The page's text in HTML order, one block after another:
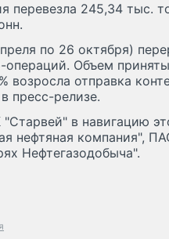
перевезла 245,34 тыс.
по 26 октября)
операций. Объем
возросла отправка
пресс-релизе.
в навигацию
нефтяная компания",
Нефтегазодобыча".